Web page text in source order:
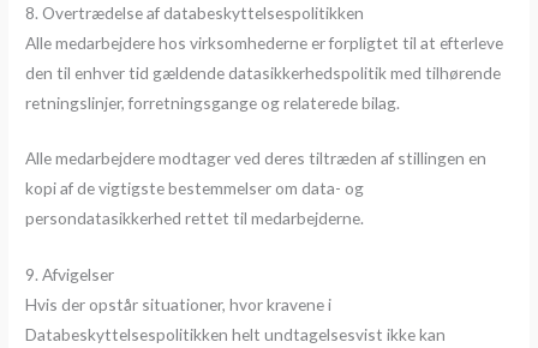
8. Overtrædelse af databeskyttelsespolitikken
Alle medarbejdere hos virksomhederne er forpligtet til at efterleve
den til enhver tid gældende datasikkerhedspolitik med tilhørende
retningslinjer, forretningsgange og relaterede bilag.
Alle medarbejdere modtager ved deres tiltræden af stillingen en
kopi af de vigtigste bestemmelser om data- og
persondatasikkerhed rettet til medarbejderne.
9. Afvigelser
Hvis der opstår situationer, hvor kravene i
Databeskyttelsespolitikken helt undtagelsesvist ikke kan